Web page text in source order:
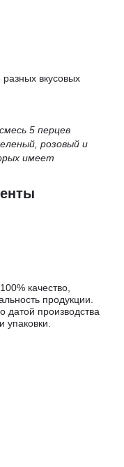
вкусовых
5 перцев
розовый и
имеет
качество,
продукции.
датой производства
упаковки.